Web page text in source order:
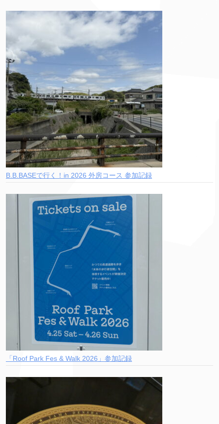
B.B.BASEで行く！in 2026 外房コース 参加記録
「Roof Park Fes & Walk 2026」参加記録